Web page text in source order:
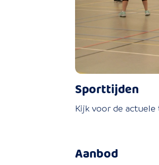
Sporttijden
Kijk voor de
Aanbod